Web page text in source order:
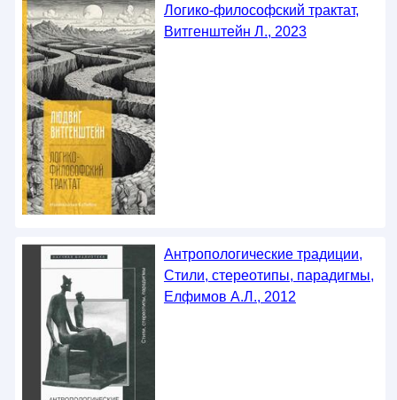
Логико-философский трактат,
Витгенштейн Л., 2023
Антропологические традиции,
Стили, стереотипы, парадигмы,
Елфимов А.Л., 2012